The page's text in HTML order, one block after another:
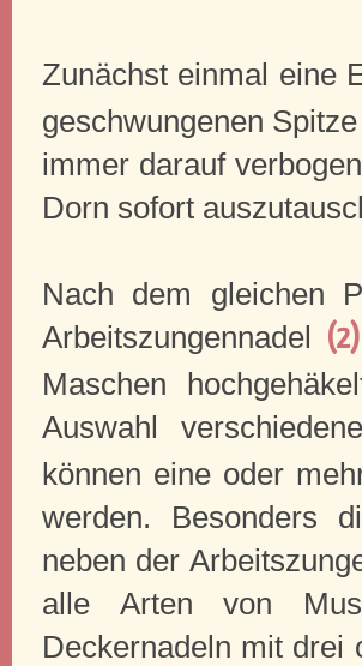
Zunächst einmal eine
geschwungenen
immer darauf
Dorn sofort
Nach dem gleichen
Arbeitszungennadel (2)
Maschen
Auswahl
können eine oder
werden. Besonders
neben der
alle Arten von
Deckernadeln mit drei